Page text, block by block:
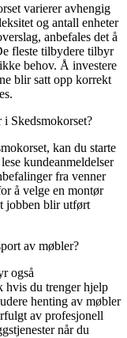
varierer avhengig
og antall enheter
anbefales det å
fleste tilbydere tilbyr
behov. Å investere
blir satt opp korrekt
Skedsmokorset?
kan du starte
kundeanmeldelser
fra venner
å velge en montør
jobben blir utført
av møbler?
også
hvis du trenger hjelp
henting av møbler
av profesjonell
når du